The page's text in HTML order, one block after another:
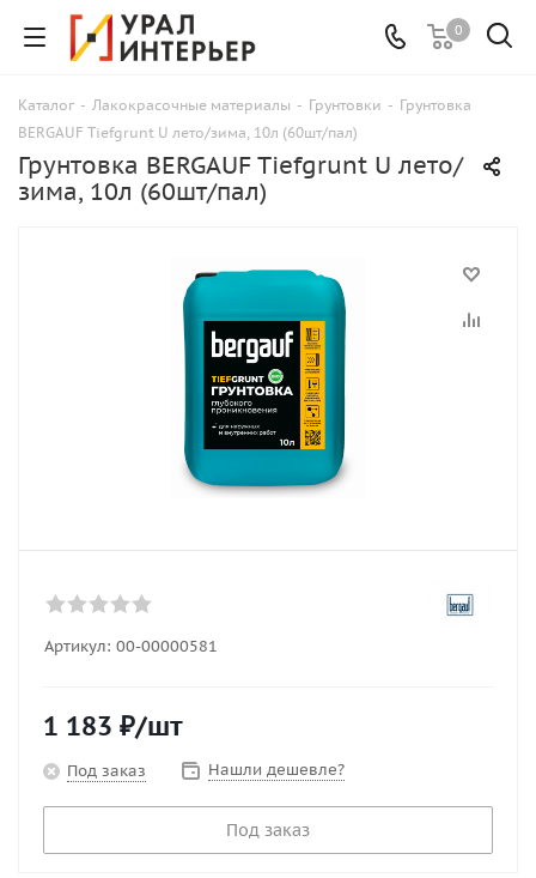
0
Каталог - Лакокрасочные материалы - Грунтовки - Грунтовка
BERGAUF Tiefgrunt U лето/зима, 10л (60шт/пал)
Грунтовка BERGAUF Tiefgrunt U лето/
зима, 10л (60шт/пал)
Артикул: 00-00000581
1 183 ₽/шт
Под заказ Нашли дешевле?
Под заказ